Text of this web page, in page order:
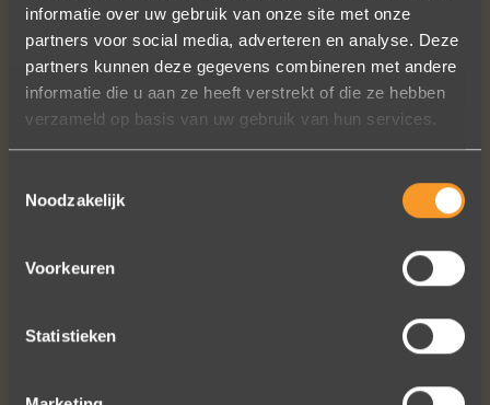
informatie over uw gebruik van onze site met onze
partners voor social media, adverteren en analyse. Deze
partners kunnen deze gegevens combineren met andere
informatie die u aan ze heeft verstrekt of die ze hebben
verzameld op basis van uw gebruik van hun services.
Noodzakelijk
Voorkeuren
Statistieken
Bedankt voor al je inspanningen en
geduld toen we deze ringen
ontdekten. Ze zijn gewoonweg perfect
voor ons. We hebben ongeveer een
jaar lang online naar ringen gekeken,
ontwerpen zijn uniek, goed gemaakt